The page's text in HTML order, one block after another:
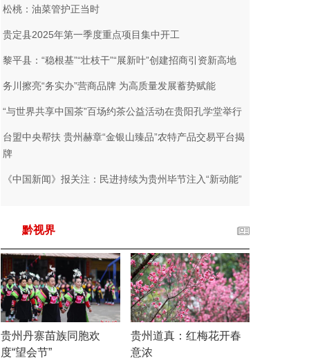
松桃：油菜管护正当时
贵定县2025年第一季度重点项目集中开工
黎平县：“稳根基”“壮枝干”“展新叶”创建招商引资新高地
务川擦亮“务实办”营商品牌 为高质量发展蓄势赋能
“与世界共享中国茶”百场约茶公益活动在贵阳孔学堂举行
台盟中央帮扶 贵州赫章“金银山臻品”农特产品交易平台揭
牌
《中国新闻》报关注：民进持续为贵州毕节注入“新动能”
黔视界
贵州丹寨苗族同胞欢
度“望会节”
贵州道真：红梅花开春
意浓